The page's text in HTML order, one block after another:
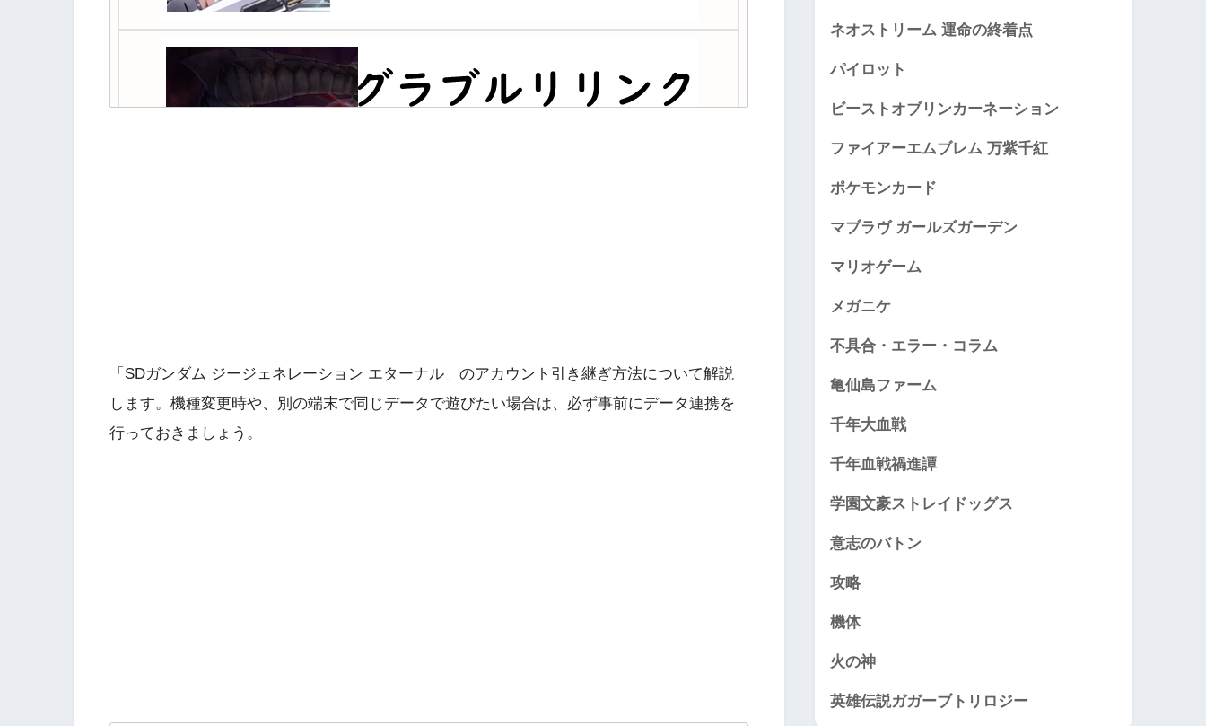
「SDガンダム ジージェネレーション エターナル」のアカウント引き継ぎ方法について解説
します。機種変更時や、別の端末で同じデータで遊びたい場合は、必ず事前にデータ連携を
行っておきましょう。
ネオストリーム 運命の終着点
パイロット
ビーストオブリンカーネーション
ファイアーエムブレム 万紫千紅
ポケモンカード
マブラヴ ガールズガーデン
マリオゲーム
メガニケ
不具合・エラー・コラム
亀仙島ファーム
千年大血戦
千年血戦禍進譚
学園文豪ストレイドッグス
意志のバトン
攻略
機体
火の神
英雄伝説ガガーブトリロジー